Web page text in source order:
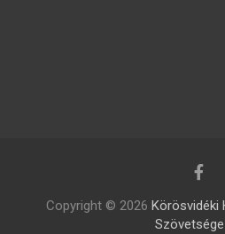
Copyright © 2026 Körösvidéki
Szövetsége